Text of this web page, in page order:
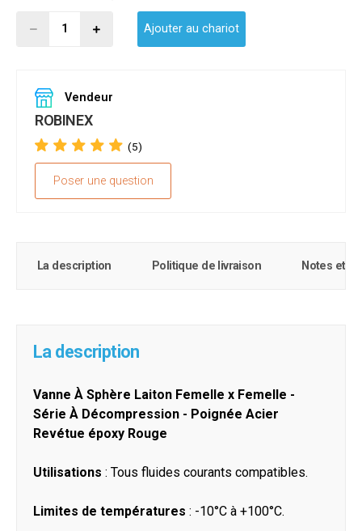
Ajouter au chariot
Vendeur
ROBINEX
(5)
Poser une question
La description Politique de livraison Notes et
La description
Vanne À Sphère Laiton Femelle x Femelle -
Série À Décompression - Poignée Acier
Revétue époxy Rouge
Utilisations : Tous fluides courants compatibles.
Limites de températures : -10°C à +100°C.